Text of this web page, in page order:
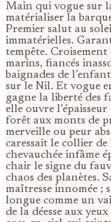
Main qui vogue sur
matérialiser la
Premier salut au
immatérielles.
tempête.
marins, fiancés
baignades de
sur le Nil. Et vogue
gagne la liberté des
elle ouvre
forêt aux monts de
merveille ou peur
caressait le collier de
chevauchée infâme
chair le signe du
chaos des planètes.
maîtresse innomée ;
longue comme un
de la déesse aux